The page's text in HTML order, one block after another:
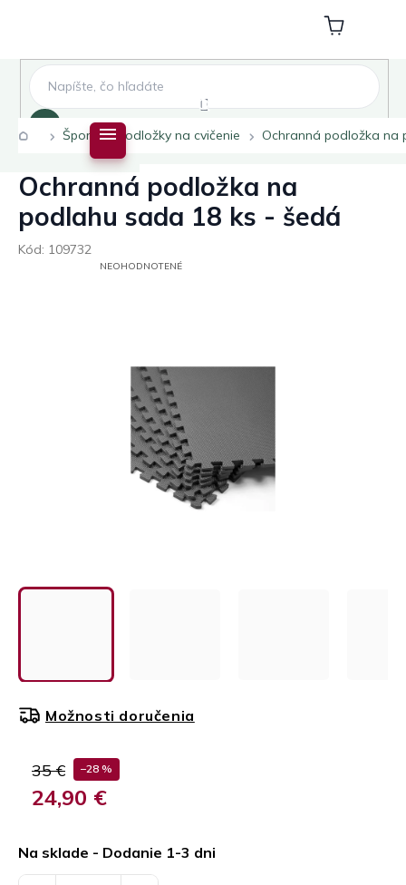
Hľadať
Nákupný
košík
Domov
Šport Podložky na cvičenie Ochranná podložka na
Ochranná podložka na
podlahu sada 18 ks - šedá
Kód: 109732
PRIEMERNÉNEOHODNOTENÉ
35 € –28 %
24,90 €
cena:
Na sklade - Dodanie 1-3 dni
Možnosti doručenia